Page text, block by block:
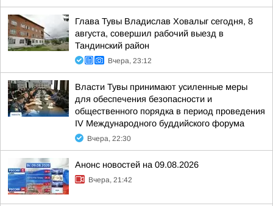
Глава Тувы Владислав Ховалыг сегодня, 8
августа, совершил рабочий выезд в
Тандинский район
Вчера, 23:12
Власти Тувы принимают усиленные меры
для обеспечения безопасности и
общественного порядка в период проведения
IV Международного буддийского форума
Вчера, 22:30
Анонс новостей на 09.08.2026
Вчера, 21:42